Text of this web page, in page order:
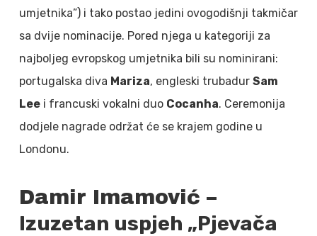
umjetnika”) i tako postao jedini ovogodišnji takmičar
sa dvije nominacije. Pored njega u kategoriji za
najboljeg evropskog umjetnika bili su nominirani:
portugalska diva Mariza, engleski trubadur Sam
Leei francuski vokalni duo Cocanha. Ceremonija
dodjele nagrade održat će se krajem godine u
Londonu.
Damir Imamović –
Izuzetan uspjeh „Pjevača